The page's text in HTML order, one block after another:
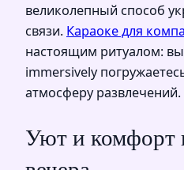
великолепный способ
связи. Караоке для
настоящим ритуалом:
immersively
атмосферу развлечений.
Уют и комфорт